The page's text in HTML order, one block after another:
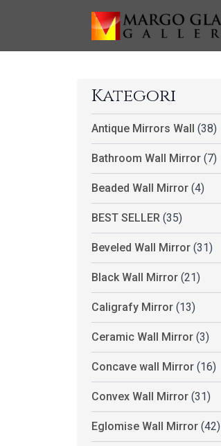
Kategori
Antique Mirrors Wall (38)
Bathroom Wall Mirror (7)
Beaded Wall Mirror (4)
BEST SELLER (35)
Beveled Wall Mirror (31)
Black Wall Mirror (21)
Caligrafy Mirror (13)
Ceramic Wall Mirror (3)
Concave wall Mirror (16)
Convex Wall Mirror (31)
Eglomise Wall Mirror (42)